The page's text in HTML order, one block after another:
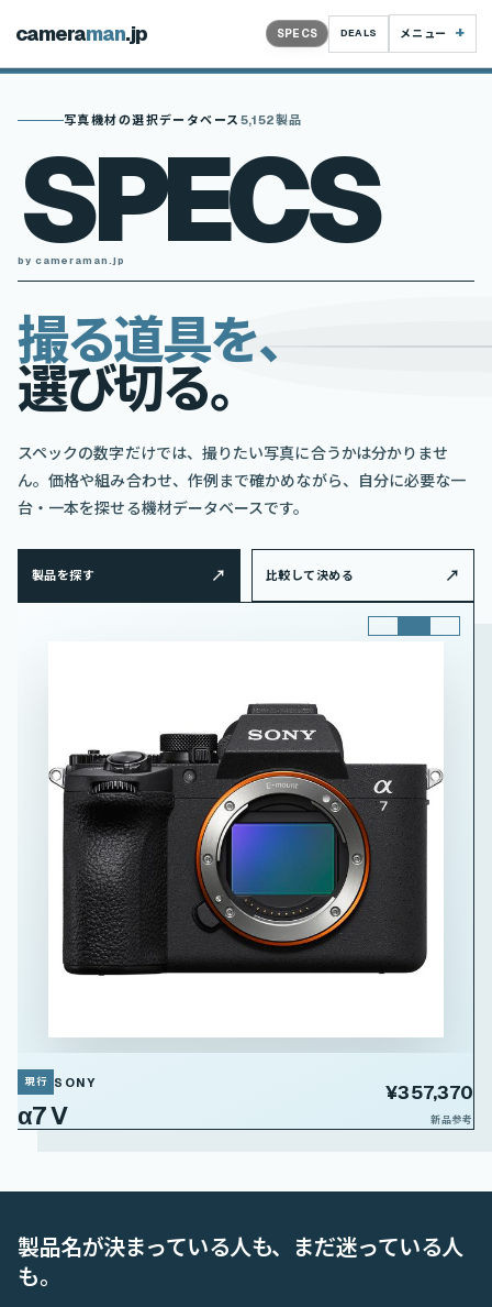
cameraman.jp SPECS DEALS メニュー
写真機材の選択データベース 5,152製品
SPECS
by cameraman.jp
撮る道具を、
選び切る。
スペックの数字だけでは、撮りたい写真に合うかは分かりませ
ん。価格や組み合わせ、作例まで確かめながら、自分に必要な一
台・一本を探せる機材データベースです。
製品を探す 比較して決める
現行 SONY
α7 V
¥357,370
新品参考
製品名が決まっている人も、まだ迷っている人
も。